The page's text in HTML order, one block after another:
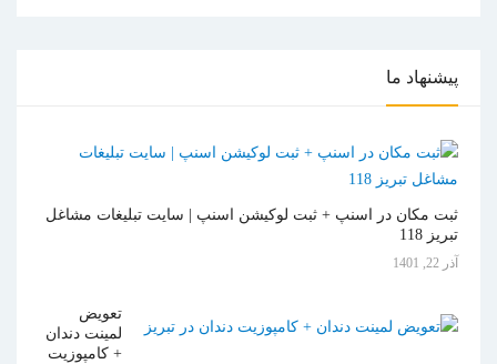
پیشنهاد ما
ثبت مکان در اسنپ + ثبت لوکیشن اسنپ | سایت تبلیغات مشاغل
تبریز 118
آذر 22, 1401
تعویض
لمینت دندان
+ کامپوزیت